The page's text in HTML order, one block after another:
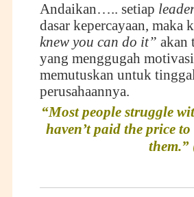
Andaikan….. setiap
dasar kepercayaan,
knew you can do it” akan
yang menggugah
memutuskan untuk
perusahaannya.
“Most people struggle
haven’t paid the price
them.”